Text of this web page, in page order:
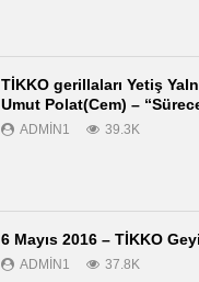
TİKKO gerillaları Yetiş
Umut Polat(Cem) –
ADMIN1 39.3K
6 Mayıs 2016 – TİKKO
ADMIN1 37.8K